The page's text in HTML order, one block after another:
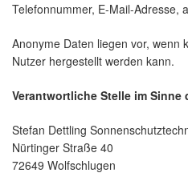
Telefonnummer, E-Mail-Adresse,
Anonyme Daten liegen vor, wenn
Nutzer hergestellt werden kann.
Verantwortliche Stelle im
Stefan Dettling
Nürtinger Straße 40
72649 Wolfschlugen